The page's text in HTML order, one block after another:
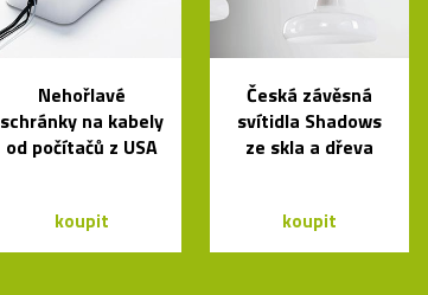
Nehořlavé
schránky na kabely
od počítačů z USA
koupit
Česká závěsná
svítidla Shadows
ze skla a dřeva
koupit